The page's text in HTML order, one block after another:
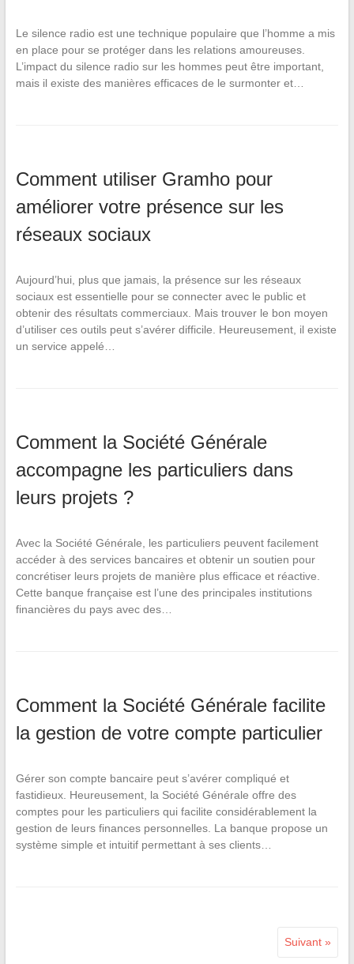
Le silence radio est une technique populaire que l’homme a mis
en place pour se protéger dans les relations amoureuses.
L’impact du silence radio sur les hommes peut être important,
mais il existe des manières efficaces de le surmonter et…
Comment utiliser Gramho pour
améliorer votre présence sur les
réseaux sociaux
Aujourd’hui, plus que jamais, la présence sur les réseaux
sociaux est essentielle pour se connecter avec le public et
obtenir des résultats commerciaux. Mais trouver le bon moyen
d’utiliser ces outils peut s’avérer difficile. Heureusement, il existe
un service appelé…
Comment la Société Générale
accompagne les particuliers dans
leurs projets ?
Avec la Société Générale, les particuliers peuvent facilement
accéder à des services bancaires et obtenir un soutien pour
concrétiser leurs projets de manière plus efficace et réactive.
Cette banque française est l’une des principales institutions
financières du pays avec des…
Comment la Société Générale facilite
la gestion de votre compte particulier
Gérer son compte bancaire peut s’avérer compliqué et
fastidieux. Heureusement, la Société Générale offre des
comptes pour les particuliers qui facilite considérablement la
gestion de leurs finances personnelles. La banque propose un
système simple et intuitif permettant à ses clients…
Suivant »